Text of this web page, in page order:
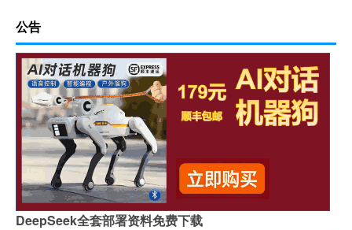
公告
DeepSeek全套部署资料免费下载